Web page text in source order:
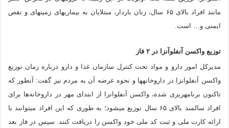
مانند افراد بالای ۶۵ سال، زنان باردار، مبتلایان به بیماری‎های زمینه‎ای و نقص
ایمنی و… است.
توزیع واکسن آنفلوآنزا در ۲ فاز
مدیرکل امور دارو و مواد تحت کنترل سازمان غذا و دارو درباره زمان توزیع
واکسن آنفلوانزا در داروخانه‎ها و نحوه عرضه آن به مردم نیز گفت: آنطور که
تاکنون برنامه‎ریزی شده، واکسن آنفلوانزا از ابتدای مهر در داروخانه‌ها برای
افراد سالمند بالای ۶۵ سال توزیع می‎شود؛ به طوری که این افراد می‎توانند با
ارائه کارت ملی و ثبت کد ملی خود واکسن را دریافت کنند. سپس در فاز بعد